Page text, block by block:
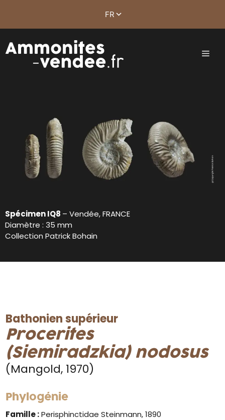
Spécimen IQ8 – Vendée, FRANCE
Diamètre : 35 mm
Collection Patrick Bohain
Bathonien supérieur
Procerites
(Siemiradzkia) nodosus
(Mangold, 1970)
Phylogénie
Famille :Perisphinctidae Steinmann, 1890